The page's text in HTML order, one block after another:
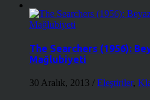
The Searchers (1956):
Mağlubiyeti
30 Aralık, 2013 / Eleştiriler,